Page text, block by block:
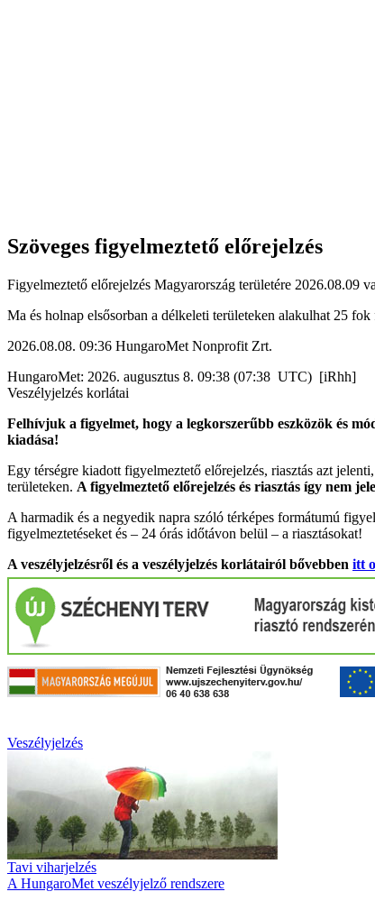
Szöveges figyelmeztető előrejelzés
Figyelmeztető előrejelzés Magyarország területére 2026.08.09
Ma és holnap elsősorban a délkeleti területeken alakulhat 25
2026.08.08. 09:36 HungaroMet Nonprofit Zrt.
HungaroMet: 2026. augusztus 8. 09:38 (07:38 UTC) [iRhh]
Veszélyjelzés korlátai
Felhívjuk a figyelmet, hogy a legkorszerűbb eszközök és
kiadása!
Egy térségre kiadott figyelmeztető előrejelzés, riasztás azt
területeken. A figyelmeztető előrejelzés és riasztás így nem
A harmadik és a negyedik napra szóló térképes formátumú
figyelmeztetéseket és – 24 órás időtávon belül – a riasztásokat!
A veszélyjelzésről és a veszélyjelzés korlátairól bővebben itt
Veszélyjelzés
Tavi viharjelzés
A HungaroMet veszélyjelző rendszere